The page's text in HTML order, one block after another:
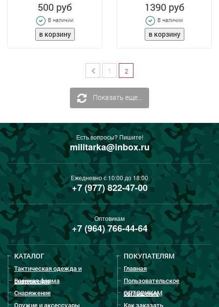
500 руб
В наличии
1390 руб
В наличии
1 2
Показать еще...
Есть вопросы? Пишите!
militarka@inbox.ru
Ежедневно с 10:00 до 18:00
+7 (977) 822-47-00
Оптовикам
+7 (964) 766-44-64
КАТАЛОГ
Тактическая одежда и
снаряжение
Военная форма
Снаряжение
Оружие и аксессуары
ПОКУПАТЕЛЯМ
Главная
Пользовательское
соглашение
ОПТОВИКАМ
Как заказать